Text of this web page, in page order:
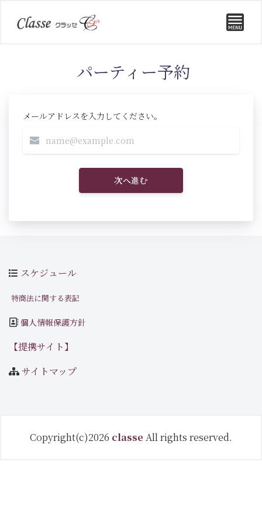
パーティー予約
メールアドレスを入力してください。
次へ進む
スケジュール
特商法に関する表記
個人情報保護方針
【提携サイト】
サイトマップ
Copyright(c)2026 classe All rights reserved.